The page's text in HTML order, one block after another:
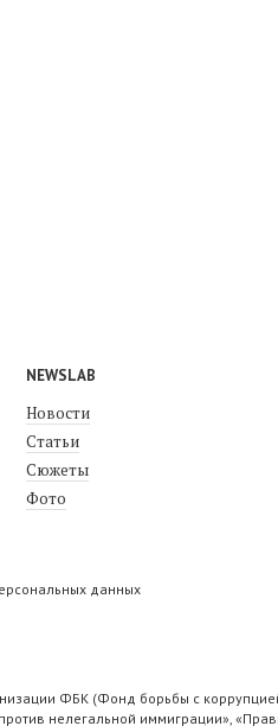
NEWSLAB
Новости
Статьи
Сюжеты
Фото
данных
ФБК (Фонд борьбы с
нелегальной иммиграции»,